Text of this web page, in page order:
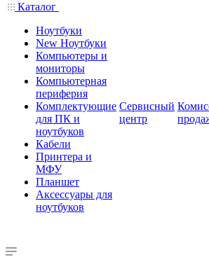
Каталог
Ноутбуки
New Ноутбуки
Компьютеры и
мониторы
Компьютерная
периферия
Комплектующие
для ПК и
ноутбуков
Кабели
Принтера и
МФУ
Планшет
Аксессуары для
ноутбуков
Сервисный
центр